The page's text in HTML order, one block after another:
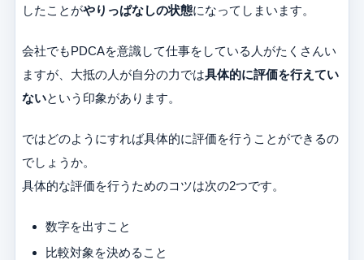
したことがやりっぱなしの状態になってしまいます。
会社でもPDCAを意識して仕事をしている人がたくさんい
ますが、大抵の人が自分の力では具体的に評価を行えてい
ないという印象があります。
ではどのようにすれば具体的に評価を行うことができるの
でしょうか。
具体的な評価を行うためのコツは次の2つです。
数字を出すこと
比較対象を決めること